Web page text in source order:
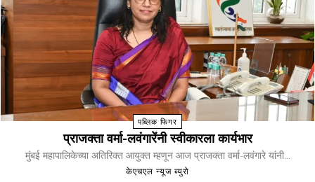
पब्लिक फिगर
प्राजक्ता वर्मा-लवंगारेंनी स्वीकारला कार्यभार
मुंबई महापालिकेच्या अतिरिक्त आयुक्त म्हणून आज प्राजक्ता वर्मा-लवंगारे यांनी...
केएचएल न्यूज ब्युरो